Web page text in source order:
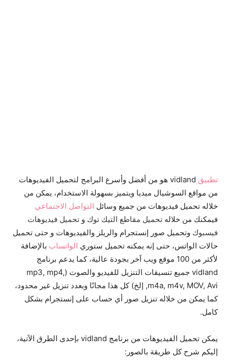
تطبيق
vidland هو من أفضل وأسرع البرامج لتحميل الفيديوهات
من مواقع السوشيال ميديا ويتميز بسهولة الاستخدام، يمكن من
خلاله تحميل فيديوهات من جميع وسائل التواصل الاجتماعي
فيمكنك من خلاله تحميل مقاطع التيك توك و تحميل فيديوهات
فيسبوك وتحميل صور إنستجرام والريلز والفيديوهات و حتى تحميل
حالات الواتس، حتى إنه يمكنه تحميل ستوري الواتساب بالإضافة
لأكثر من 100 موقع ويب آخر بجودة عالية، كما يدعم برنامج
vidland جميع تنسيقات التنزيل للفيديو والصوت (mp3, mp4,
m4a, m4v, MOV, Avi, إلخ) كل هذا مجانًا وبعدد تنزيل غير محدود،
كما يمكن من خلاله تنزيل صور أي حساب على إنستجرام بشكل
كامل.
يمكن تحميل الفيديوهات من برنامج vidland بإحدى الطرق الآتية،
إليكم شرح كل طريقة بالصور: